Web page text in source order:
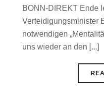
BONN-DIREKT Ende
Verteidigungsminister
notwendigen
uns wieder an den [...]